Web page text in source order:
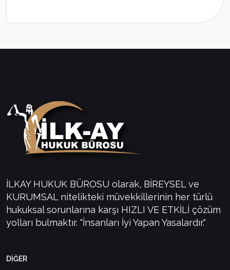
İLKAY HUKUK BÜROSU olarak, BİREYSEL ve
KURUMSAL nitelikteki müvekkillerinin her türlü
hukuksal sorunlarına karşı HIZLI VE ETKİLİ çözüm
yolları bulmaktır. "İnsanları İyi Yapan Yasalardır."
DİĞER